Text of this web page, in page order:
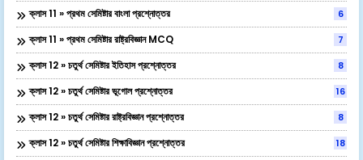
ক্লাস 11 » প্রথম সেমিষ্টার বাংলা প্রশ্নোত্তর 6
ক্লাস 11 » প্রথম সেমিষ্টার রাষ্ট্রবিজ্ঞান MCQ 7
ক্লাস 12 » চতুর্থ সেমিষ্টার ইতিহাস প্রশ্নোত্তর 8
ক্লাস 12 » চতুর্থ সেমিষ্টার ভূগোল প্রশ্নোত্তর 16
ক্লাস 12 » চতুর্থ সেমিষ্টার রাষ্ট্রবিজ্ঞান প্রশ্নোত্তর 8
ক্লাস 12 » চতুর্থ সেমিষ্টার শিক্ষাবিজ্ঞান প্রশ্নোত্তর 18